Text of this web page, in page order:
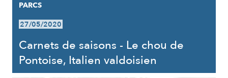
PARCS
27/05/2020
Carnets de saisons - Le chou de
Pontoise, Italien valdoisien